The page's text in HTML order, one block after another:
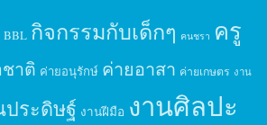
BBL กิจกรรมกับเด็กๆ คนชรา ครู
าติ ค่ายอนุรักษ์ ค่ายอาสา ค่ายเกษตร งาน
ประดิษฐ์ งานฝีมือ งานศิลปะ